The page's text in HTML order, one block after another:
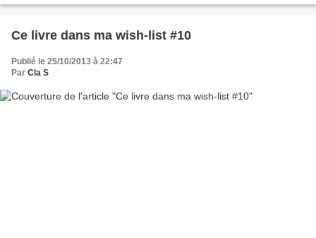
Ce livre dans ma wish-list #10
Publié le 25/10/2013 à 22:47
Par Cla S